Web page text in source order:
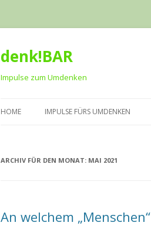
denk!BAR
Impulse zum Umdenken
HOME IMPULSE FÜRS UMDENKEN
ARCHIV FÜR DEN MONAT: MAI 2021
An welchem